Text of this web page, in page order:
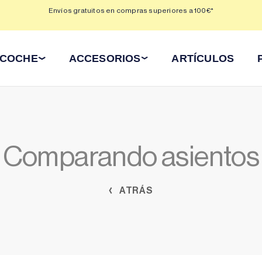
Envíos gratuitos en compras superiores a 100€*
ACCESORIOS ARTÍCULOS
Comparando asientos
ATRÁS